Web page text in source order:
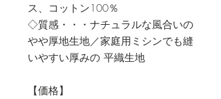
ス、コットン100％
◇質感・・・ナチュラルな風合いの
やや厚地生地／家庭用ミシンでも縫
いやすい厚みの 平織生地
【価格】